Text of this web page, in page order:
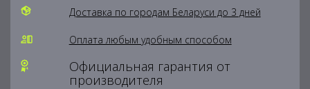
Доставка по городам Беларуси до 3 дней
Оплата любым удобным способом
Официальная гарантия от
производителя